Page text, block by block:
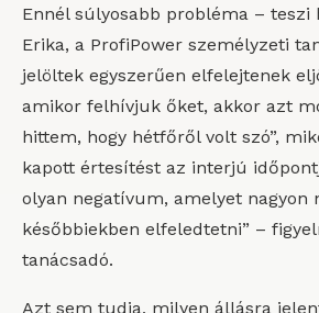
Ennél súlyosabb probléma – teszi
Erika, a ProfiPower személyzeti
jelöltek egyszerűen elfelejtenek
amikor felhívjuk őket, akkor azt
hittem, hogy hétfőről volt szó”,
kapott értesítést az interjú
olyan negatívum, amelyet nagyon
későbbiekben elfeledtetni” –
tanácsadó.
Azt sem tudja, milyen állásra